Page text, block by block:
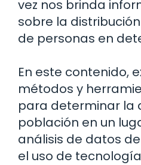
vez nos brinda
sobre la
de personas en
En este contenido,
métodos y
para determinar la
población en un
análisis de datos
el uso de